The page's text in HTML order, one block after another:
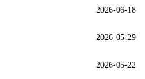
2026-06-18
2026-05-29
2026-05-22